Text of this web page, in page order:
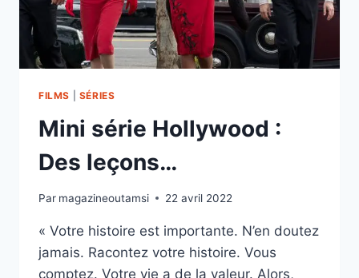
FILMS SÉRIES
Mini série Hollywood :
Des leçons…
Par magazineoutamsi 22 avril 2022
« Votre histoire est importante. N’en doutez
jamais. Racontez votre histoire. Vous
comptez. Votre vie a de la valeur. Alors,